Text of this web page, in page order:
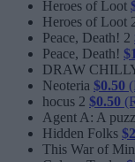
Heroes of Loot
Heroes of Loot
Peace, Death! 2
Peace, Death!
DRAW
Neoteria $0.50
hocus 2 $0.50
Agent A: A
Hidden Folks $2
This War of